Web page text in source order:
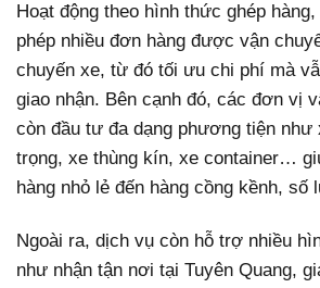
Hoạt động theo hình thức ghép
phép nhiều đơn hàng được vận
chuyến xe, từ đó tối ưu chi phí mà
giao nhận. Bên cạnh đó, các đơn vị
còn đầu tư đa dạng phương tiện như
trọng, xe thùng kín, xe container…
hàng nhỏ lẻ đến hàng cồng kềnh, số
Ngoài ra, dịch vụ còn hỗ trợ nhiều
như nhận tận nơi tại Tuyên Quang,